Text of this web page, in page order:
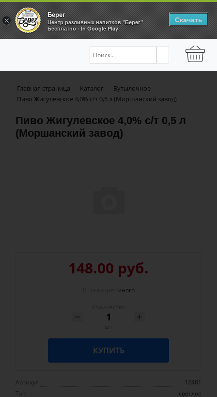
Главная страница Каталог
Бутылочное
Пиво Жигулевское 4,0% с/т 0,5 л (Моршанский завод)
Пиво Жигулевское 4,0% с/т 0,5 л
(Моршанский завод)
148.00 руб.
много
КУПИТЬ
Артикул
12481
Тип
светлое
×
Берег
Центр разливных напитков "Берег"
Бесплатно - In Google Play
Скачать